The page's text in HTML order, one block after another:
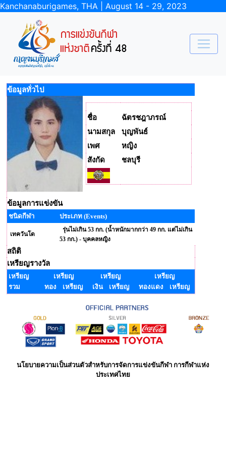
Kanchanaburigames, THA | August 14 - 29, 2023
ข้อมูลทั่วไป
ชื่อ
ฉัตรชฎาภรณ์
นามสกุล
บุญพันธ์
เพศ
หญิง
สังกัด
ชลบุรี
ข้อมูลการแข่งขัน
ชนิดกีฬา ประเภท (Events)
เทควันโด
รุ่นไม่เกิน 53 กก. (น้ำหนักมากกว่า 49 กก. แต่ไม่เกิน
53 กก.) - บุคคลหญิง
สถิติ
เหรียญรางวัล
เหรียญ
รวม
เหรียญ
ทอง เหรียญ
เหรียญ
เงิน เหรียญ
เหรียญ
ทองแดง เหรียญ
นโยบายความเป็นส่วนตัวสำหรับการจัดการแข่งขันกีฬา การกีฬาแห่ง
ประเทศไทย